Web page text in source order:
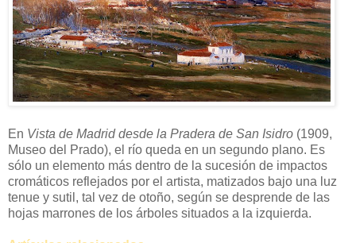
En Vista de Madrid desde la Pradera de San Isidro (1909,
Museo del Prado), el río queda en un segundo plano. Es
sólo un elemento más dentro de la sucesión de impactos
cromáticos reflejados por el artista, matizados bajo una luz
tenue y sutil, tal vez de otoño, según se desprende de las
hojas marrones de los árboles situados a la izquierda.